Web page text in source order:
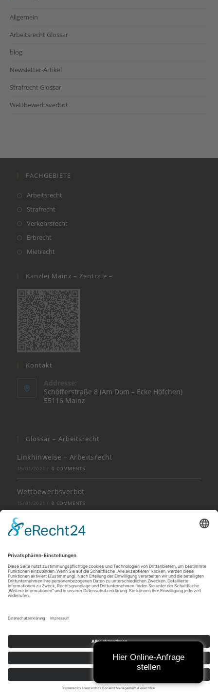
Allgemein
Arbeitsrecht Glossar
blog
Newsletter-Artikel
Strafrecht Glossar
Wettbewerbsverbot
FACHGEBIETE
Arbeitsrecht
a
Strafrecht
in
Verkehrsrecht
Erbrecht
in
new
Mietrecht
a
new
tab
Kanzlei Mainz – Zentrale –
Kontakt
Addresse:
Schöfferstraße 8 (Am Dom – Ecke Höfchen)
55116 Mainz
Glossar – Arbeitsrecht
Linkhinweise – Arbeitsrecht
15/01/2021 / 0 COMMENTS
Wettbewerbsverbot
15/01/2021 / 0 COMMENTS
Beschäftigung von Leiharbeitnehmern bei
betriebsbedingter Kündigung eines
14/01/2021 / 0 COMMENTS
Ferienjobs als „kurzfristige“ Minijobs
28/06/2017 / 0 COMMENTS
Zielvereinbarung & variable Vergütung
Arbeitsrecht
Copyright 2026 - Kanzlei Baumhäkel
Hier Online-Anfrage
stellen